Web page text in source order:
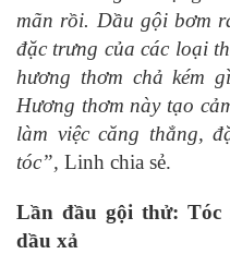
mãn rồi. Dầu gội bơm
đặc trưng của các loại
hương thơm chả kém
Hương thơm này tạo
làm việc căng thẳng,
tóc”, Linh chia sẻ.
Lần đầu gội thử: Tóc
dầu xả